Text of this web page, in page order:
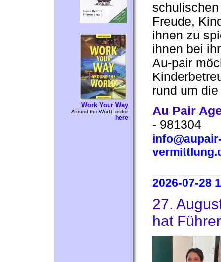
Work Your Way
Around the World, order
here
Freude,
ihnen zu
ihnen bei
Au-pair
rund um
Au Pair
- 981304
2026-07-28
27.
hat